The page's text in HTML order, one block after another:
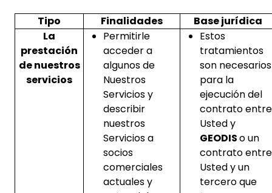
Tipo Finalidades
Base jurídica
La
prestación
de nuestros
servicios
Permitirle
acceder a
algunos de
Nuestros
Servicios y
describir
nuestros
Servicios a
socios
comerciales
actuales y
Estos
tratamientos
son necesarios
para la
ejecución del
contrato entre
Usted y
GEODISo un
contrato entre
Usted y un
tercero que